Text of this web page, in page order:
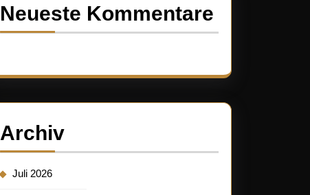
Neueste Kommentare
Archiv
Juli 2026